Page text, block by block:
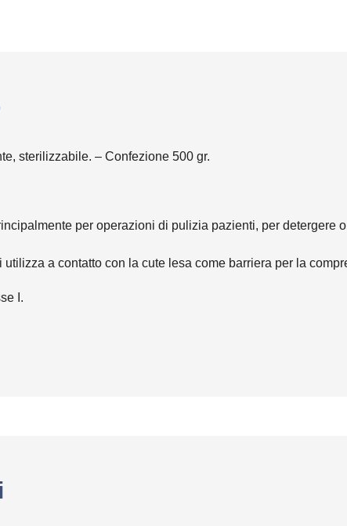
sterilizzabile. – Confezione 500 gr.
per operazioni di pulizia pazienti, per detergere
utilizza a contatto con la cute lesa come barriera per la
I.